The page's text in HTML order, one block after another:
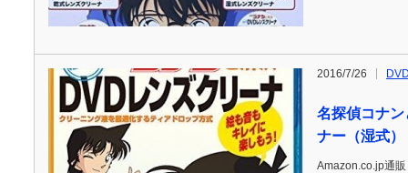
2016/7/26
名探偵コナ
ナー（湿式）
Amazon.co.jp通